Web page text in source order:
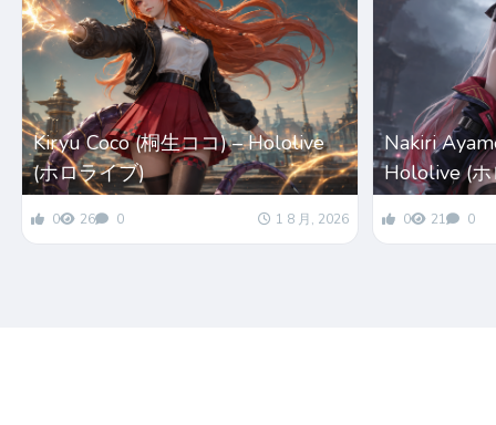
Kiryu Coco (桐生ココ) – Hololive
(ホロライブ)
0 26 0 1 8 月, 2026
Nakiri
Hololive (ホ
0 21 0